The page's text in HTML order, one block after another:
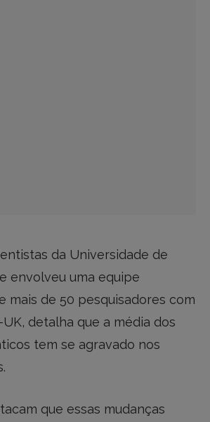
da Universidade de
envolveu uma equipe
mais de 50 pesquisadores com
detalha que a média dos
tem se agravado nos
que essas mudanças